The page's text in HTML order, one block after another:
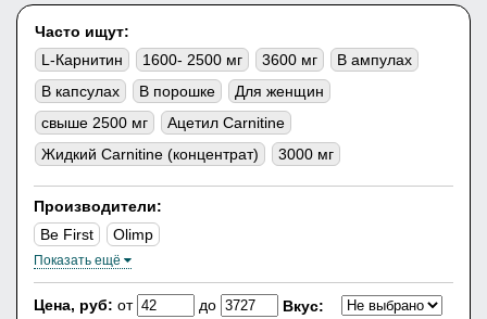
Часто ищут:
L-Карнитин
1600- 2500 мг 3600 мг
В ампулах
В капсулах
В порошке
Для женщин
свыше 2500 мг
Ацетил Carnitine
Жидкий Carnitine (концентрат)
3000 мг
Производители:
Be First
Olimp
Показать ещё
Цена, руб: от до Вкус: